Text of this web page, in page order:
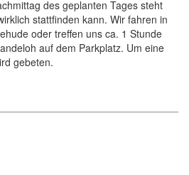
des geplanten Tages steht
stattfinden kann. Wir fahren in
oder treffen uns ca. 1 Stunde
auf dem Parkplatz. Um eine
gebeten.